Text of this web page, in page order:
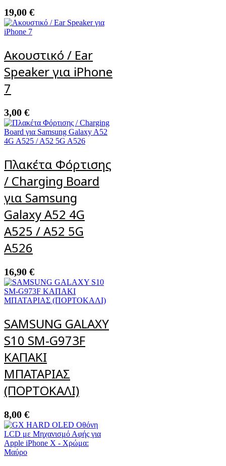
19,00 €
Ακουστικό / Ear
Speaker για iPhone
7
3,00 €
Πλακέτα Φόρτισης
/ Charging Board
για Samsung
Galaxy A52 4G
A525 / A52 5G
A526
16,90 €
SAMSUNG GALAXY
S10 SM-G973F
ΚΑΠΑΚΙ
ΜΠΑΤΑΡΙΑΣ
(ΠΟΡΤΟΚΑΛΙ)
8,00 €